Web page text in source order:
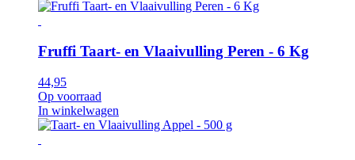
Fruffi Taart- en Vlaaivulling Peren - 6 Kg
44,95
Op voorraad
In winkelwagen